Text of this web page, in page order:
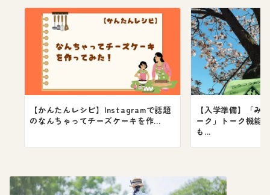
【かんたんレシピ】Instagramで話題
のなんちゃってチーズケーキを作...
【入学準備】「み
ーク」トーク機能
も...